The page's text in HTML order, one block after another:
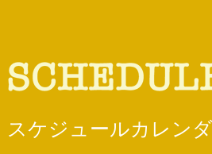
スケジュールカレン